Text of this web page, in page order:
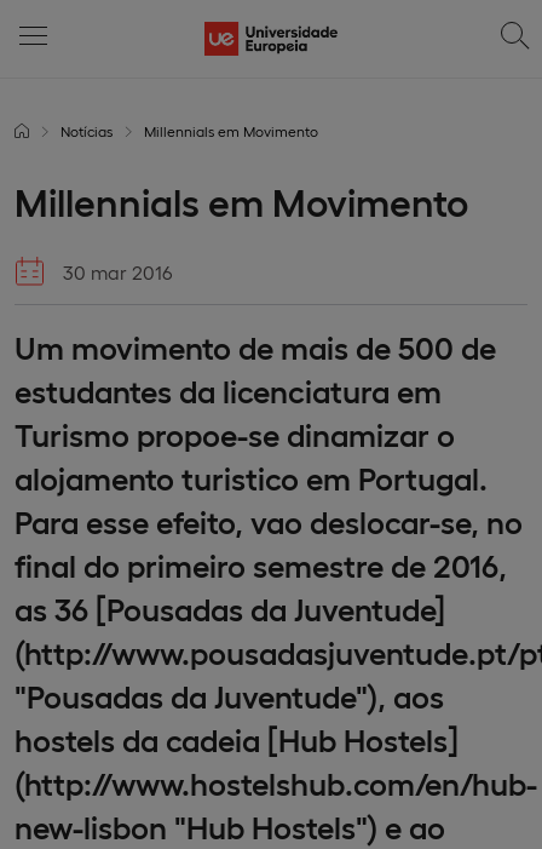
Notícias Millennials em Movimento
Millennials em Movimento
30 mar 2016
Um movimento de mais de 500 de
estudantes da licenciatura em
Turismo propoe-se dinamizar o
alojamento turistico em Portugal.
Para esse efeito, vao deslocar-se, no
final do primeiro semestre de 2016,
as 36 [Pousadas da Juventude]
(http://www.pousadasjuventude.pt/
"Pousadas da Juventude"), aos
hostels da cadeia [Hub Hostels]
(http://www.hostelshub.com/en/hub-
new-lisbon "Hub Hostels") e ao